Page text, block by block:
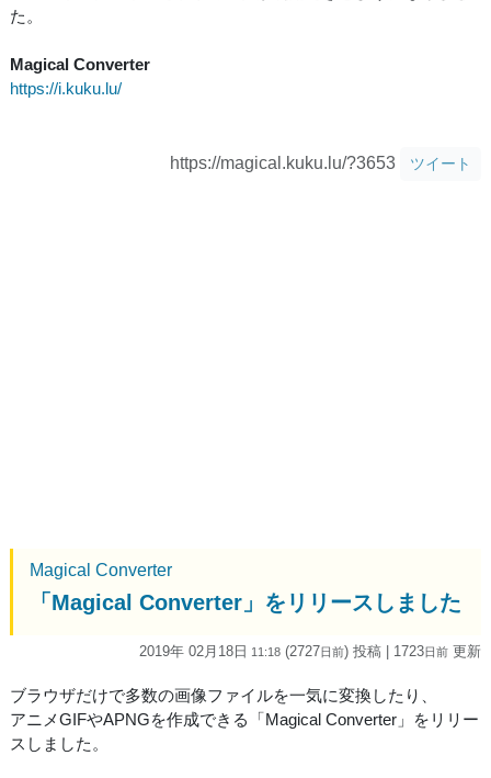
た。
Magical Converter
https://i.kuku.lu/
https://magical.kuku.lu/?3653 ツイート
Magical Converter
「Magical Converter」をリリースしました
2019年 02月18日 11:18 (2727日前) 投稿 | 1723日前 更新
ブラウザだけで多数の画像ファイルを一気に変換したり、
アニメGIFやAPNGを作成できる「Magical Converter」をリリー
スしました。